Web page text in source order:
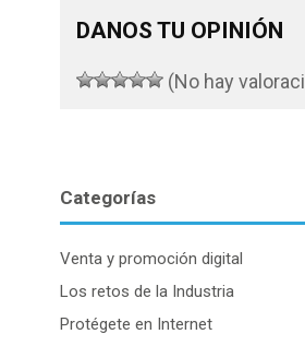
DANOS TU OPINIÓN
(No hay
Categorías
Venta y promoción digital
Los retos de la Industria
Protégete en Internet